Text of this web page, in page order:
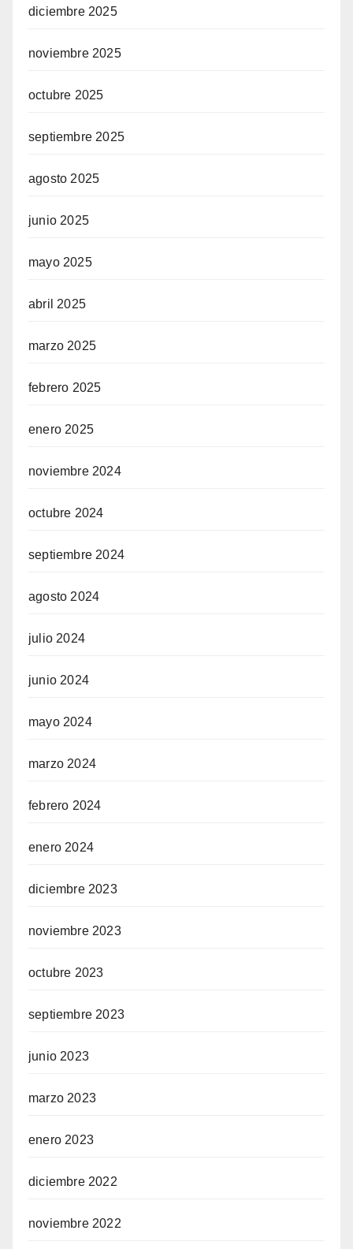
diciembre 2025
noviembre 2025
octubre 2025
septiembre 2025
agosto 2025
junio 2025
mayo 2025
abril 2025
marzo 2025
febrero 2025
enero 2025
noviembre 2024
octubre 2024
septiembre 2024
agosto 2024
julio 2024
junio 2024
mayo 2024
marzo 2024
febrero 2024
enero 2024
diciembre 2023
noviembre 2023
octubre 2023
septiembre 2023
junio 2023
marzo 2023
enero 2023
diciembre 2022
noviembre 2022